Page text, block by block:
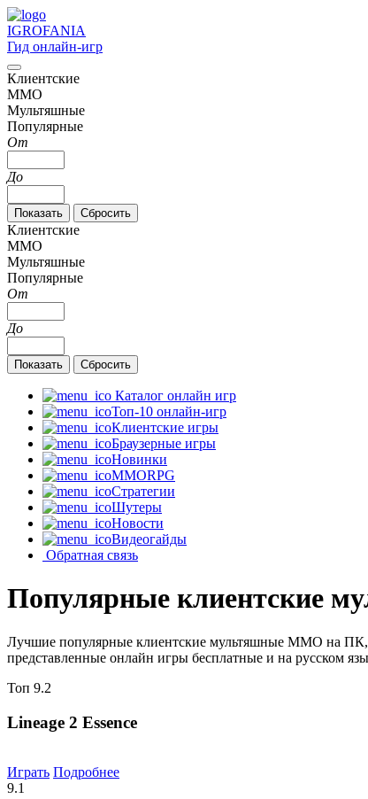
IGROFANIA
Гид онлайн-игр
Клиентские
MMO
Мультяшные
Популярные
От
До
Клиентские
MMO
Мультяшные
Популярные
От
До
Каталог онлайн игр
Топ-10 онлайн-игр
Клиентские игры
Браузерные игры
Новинки
MMORPG
Стратегии
Шутеры
Новости
Видеогайды
Обратная связь
Популярные клиентские
Лучшие популярные клиентские мультяшные MMO на ПК,
представленные онлайн игры бесплатные и на русском
Топ 9.2
Lineage 2 Essence
Играть Подробнее
9.1